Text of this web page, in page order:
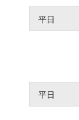
平日
平日